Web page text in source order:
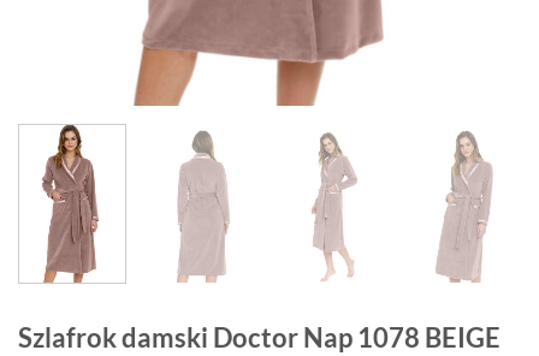
Szlafrok damski Doctor Nap 1078 BEIGE